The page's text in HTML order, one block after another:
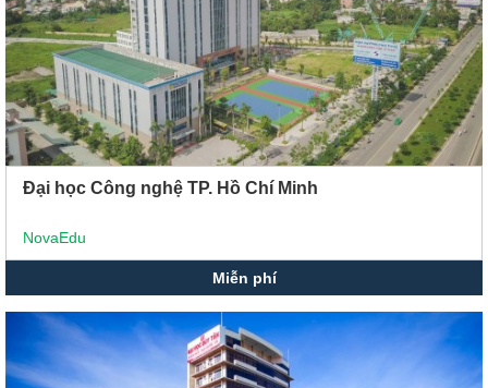
Đại học Công nghệ TP. Hồ Chí Minh
NovaEdu
Miễn phí